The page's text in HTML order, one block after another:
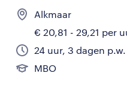
Alkmaar
€ 20,81 - 29,21 per
24 uur, 3 dagen p.w.
MBO